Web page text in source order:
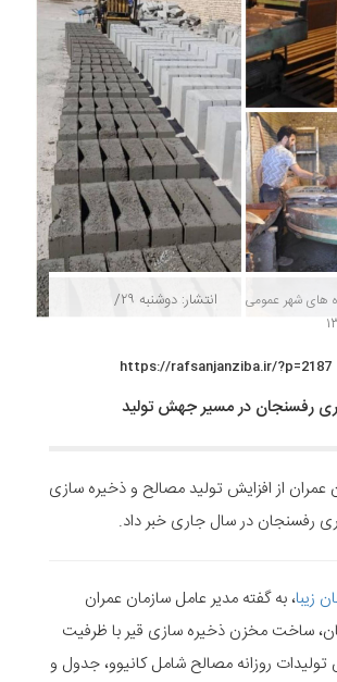
های شهر عمومی
انتشار: دوشنبه ۲۹/
https://rafsanjanziba.ir/?p=2187
رفسنجان در مسیر جهش تولید
عمران از افزایش تولید مصالح و ذخیره سازی
رفسنجان در سال جاری خبر داد.
زیبا، به گفته مدیر عامل سازمان عمران
ساخت مخزن ذخیره سازی قیر با ظرفیت
تولیدات روزانه مصالح شامل کانیوو، جدول و